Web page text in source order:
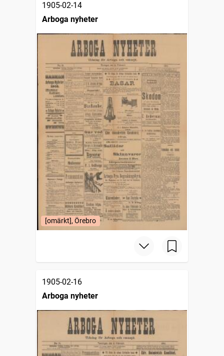
1905-02-14
Arboga nyheter
[omärkt], Örebro
1905-02-16
Arboga nyheter